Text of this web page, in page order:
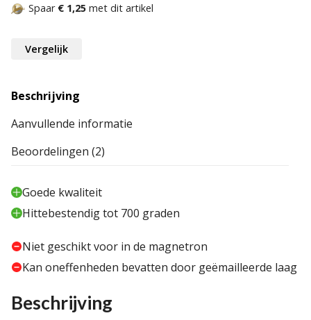
Spaar € 1,25 met dit artikel
Vergelijk
Beschrijving
Aanvullende informatie
Beoordelingen (2)
Goede kwaliteit
Hittebestendig tot 700 graden
Niet geschikt voor in de magnetron
Kan oneffenheden bevatten door geëmailleerde laag
Beschrijving